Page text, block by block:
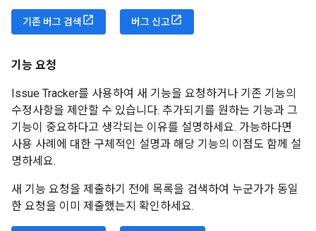
기존 버그 검색 버그 신고
기능 요청
Issue Tracker를 사용하여 새 기능을 요청하거나 기존 기능의
수정사항을 제안할 수 있습니다. 추가되기를 원하는 기능과 그
기능이 중요하다고 생각되는 이유를 설명하세요. 가능하다면
사용 사례에 대한 구체적인 설명과 해당 기능의 이점도 함께 설
명하세요.
새 기능 요청을 제출하기 전에 목록을 검색하여 누군가가 동일
한 요청을 이미 제출했는지 확인하세요.